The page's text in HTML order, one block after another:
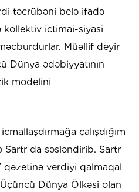
təcrübəni belə ifadə
kollektiv ictimai-siyasi
Müəllif deyir
Dünya ədəbiyyatının
modelini
çalışdığım
Sartr da səsləndirib. Sartr
qəzetinə verdiyi qalmaqal
Dünya Ölkəsi olan